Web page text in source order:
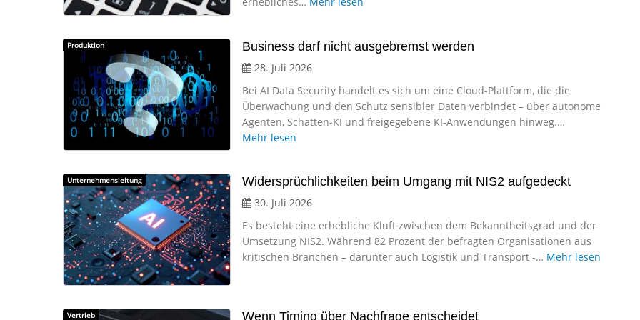
Produktion Business darf nicht ausgebremst werden
28. Juli 2026
Bei AI Data Security handelt es sich um eine Cloud-Plattform, die die
Überwachung und den Schutz sensibler Daten verbindet – über autonome
Agenten, Schatten-KI und freigegebene KI-Anwendungen hinweg.…
Mehr lesen
Unternehmensleitung Widersprüchlichkeiten beim Umgang mit NIS2 aufgedeckt
30. Juli 2026
Es besteht eine erhebliche Kluft zwischen dem Bekanntheitsgrad und der
Umsetzung NIS2. Während 82 Prozent der befragten Organisationen aus
kritischen Branchen – darunter auch Logistik und Transport -… Mehr lesen
Vertrieb Wenn Timing über Nachfrage entscheidet